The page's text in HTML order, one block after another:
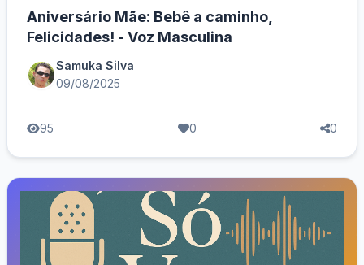
Aniversário Mãe: Bebê a caminho,
Felicidades! - Voz Masculina
Samuka Silva
09/08/2025
95 0 0